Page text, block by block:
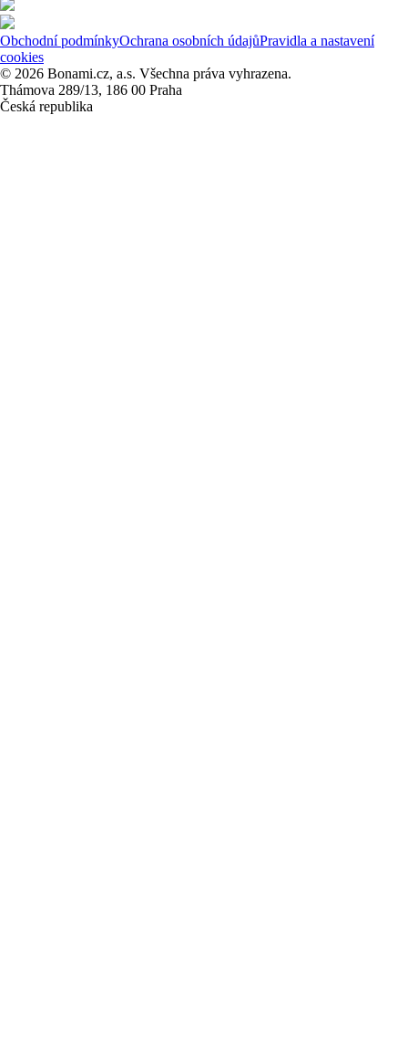
Obchodní podmínkyOchrana osobních údajůPravidla a nastavení
cookies
© 2026 Bonami.cz, a.s. Všechna práva vyhrazena.
Thámova 289/13, 186 00 Praha
Česká republika